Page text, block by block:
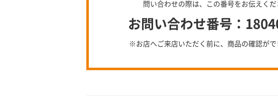
問い合わせの際は、この番号をお伝えくだ
お問い合わせ番号：
※お店へご来店いただく前に、商品の確認がで